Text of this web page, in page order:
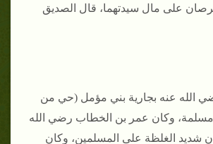
تحرصان على مال سيدتهما، قال الصديق
الله عنه بجارية بني مؤمل (حي من
وكان عمر بن الخطاب رضي الله
شديد الغلظة على المسلمين، وكان